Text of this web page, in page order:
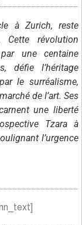
à Zurich, reste
Cette révolution
une centaine
défie l’héritage
le surréalisme,
de l’art. Ses
une liberté
Tzara à
l’urgence